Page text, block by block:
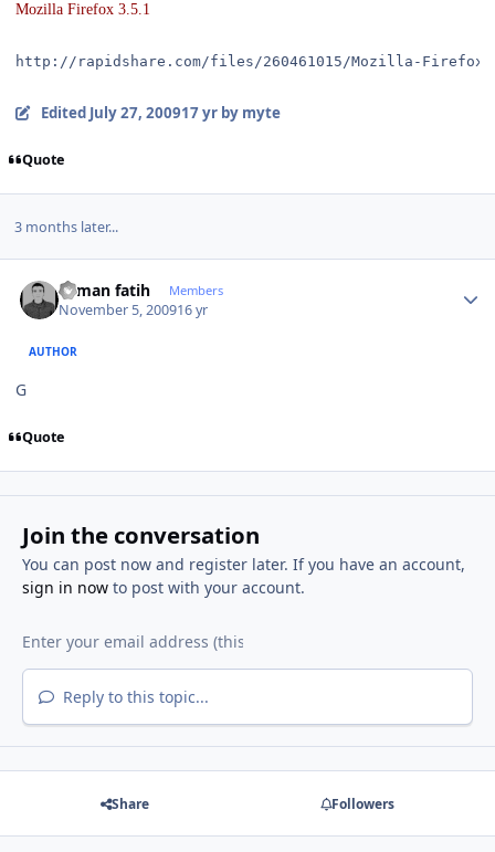
Mozilla Firefox 3.5.1
http://rapidshare.com/files/260461015/Mozilla-
Edited July 27, 200917 yrby myte
Quote
3 months later...
osman fatih Members
November 5, 200916 yr
AUTHOR
G
Quote
Join the conversation
You can post now and register later. If you have an account,
sign in nowto post with your account.
Reply to this topic...
Share Followers